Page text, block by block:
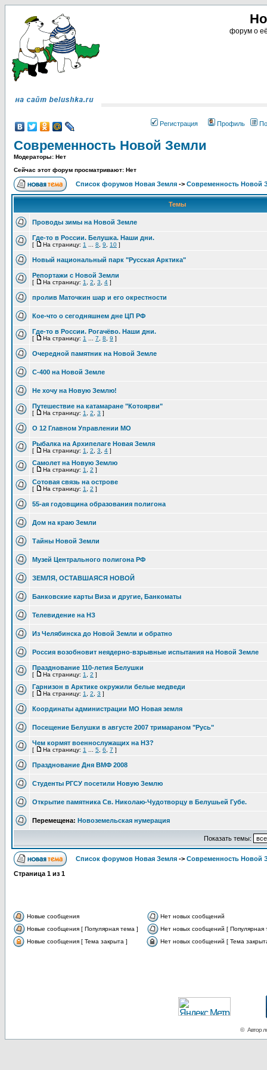
форум о
Регистрация Профиль
Современность Новой Земли
Модераторы: Нет
Сейчас этот форум просматривают: Нет
Список форумов Новая Земля -> Современность Новой
Темы
Проводы зимы на Новой Земле
Где-то в России. Белушка. Наши дни.
[ На страницу: 1 8 9 10 ]
Новый национальный парк "Русская Арктика"
Репортажи с Новой Земли
[ На страницу: 1 2 3 4 ]
пролив Маточкин шар и его окрестности
Кое-что о сегодняшнем дне ЦП РФ
Где-то в России. Рогачёво. Наши дни.
[ На страницу: 1 7 8 9 ]
Очередной памятник на Новой Земле
С-400 на Новой Земле
Не хочу на Новую Землю!
Путешествие на катамаране "Котоярви"
[ На страницу: 1 2 3 ]
О 12 Главном Управлении МО
Рыбалка на Архипелаге Новая Земля
[ На страницу: 1 2 3 4 ]
Самолет на Новую Землю
[ На страницу: 1 2 ]
Сотовая связь на острове
[ На страницу: 1 2 ]
55-ая годовщина образования полигона
Дом на краю Земли
Тайны Новой Земли
Музей Центрального полигона РФ
ЗЕМЛЯ, ОСТАВШАЯСЯ НОВОЙ
Банковские карты Виза и другие, Банкоматы
Телевидение на НЗ
Из Челябинска до Новой Земли и обратно
Россия возобновит неядерно-взрывные испытания на Новой Земле
Празднование 110-летия Белушки
[ На страницу: 1 2 ]
Гарнизон в Арктике окружили белые медведи
[ На страницу: 1 2 3 ]
Координаты администрации МО Новая земля
Посещение Белушки в августе 2007 тримараном "Русь"
Чем кормят военнослужащих на НЗ?
[ На страницу: 1 5 6 7 ]
Празднование Дня ВМФ 2008
Студенты РГСУ посетили Новую Землю
Открытие памятника Св. Николаю-Чудотворцу в Белушьей Губе.
Перемещена: Новоземельская нумерация
Показать темы:
Список форумов Новая Земля -> Современность Новой
Страница 1 из 1
Новые сообщения
Нет новых сообщений
Новые сообщения [ Популярная тема ]
Нет новых сообщений [ Популярная
Новые сообщения [ Тема закрыта ]
Нет новых сообщений [ Тема
© Автор